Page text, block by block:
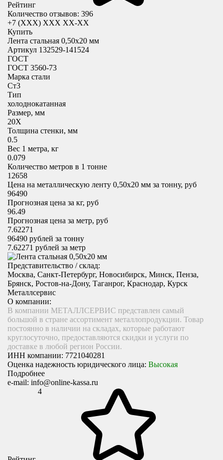
Рейтинг
Количество отзывов: 396
+7 (XXX) ХХХ ХХ-ХХ
Купить
Лента стальная 0,50х20 мм
Артикул 132529-141524
ГОСТ
ГОСТ 3560-73
Марка стали
Ст3
Тип
холоднокатанная
Размер, мм
20X
Толщина стенки, мм
0.5
Вес 1 метра, кг
0.079
Количество метров в 1 тонне
12658
Цена на металлическую ленту 0,50х20 мм за тонну, руб
96490
Прогнозная цена за кг, руб
96.49
Прогнозная цена за метр, руб
7.62271
96490 рублей за тонну
7.62271 рублей за метр
Представительство / склад:
Москва, Санкт-Петербург, Новосибирск, Минск, Пенза,
Брянск, Ростов-на-Дону, Таганрог, Краснодар, Курск
Металлсервис
О компании:
В компании МЕТАЛЛСЕРВИС представлен самый
большой в стране ассортимент металлопродукции. Товар
постоянно в наличии на складах, которые работают
круглосуточно, предоставляются скидки и услуги по
доставке в любой регион России.
ИНН компании: 7721040281
Оценка надежность юридического лица: Высокая
Подробнее
e-mail: info@online-kassa.ru
4